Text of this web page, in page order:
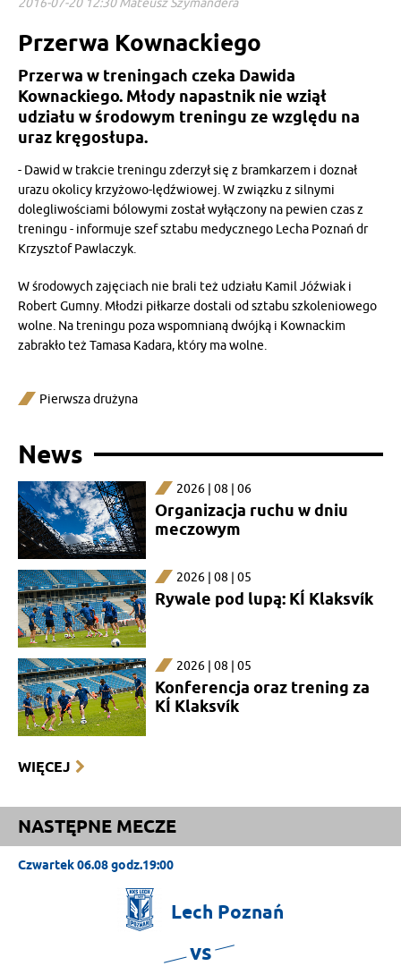
Przerwa Kownackiego
Przerwa w treningach czeka Dawida
Kownackiego. Młody napastnik nie wziął
udziału w środowym treningu ze względu na
uraz kręgosłupa.
- Dawid w trakcie treningu zderzył się z bramkarzem i doznał
urazu okolicy krzyżowo-lędźwiowej. W związku z silnymi
dolegliwościami bólowymi został wyłączony na pewien czas z
treningu - informuje szef sztabu medycznego Lecha Poznań dr
Krzysztof Pawlaczyk.
W środowych zajęciach nie brali też udziału Kamil Jóźwiak i
Robert Gumny. Młodzi piłkarze dostali od sztabu szkoleniowego
wolne. Na treningu poza wspomnianą dwójką i Kownackim
zabrakło też Tamasa Kadara, który ma wolne.
Pierwsza drużyna
News
2026 | 08 | 06
Organizacja ruchu w dniu
meczowym
2026 | 08 | 05
Rywale pod lupą: KÍ Klaksvík
2026 | 08 | 05
Konferencja oraz trening za
KÍ Klaksvík
WIĘCEJ
NASTĘPNE MECZE
Czwartek 06.08 godz.19:00
Lech Poznań
vs